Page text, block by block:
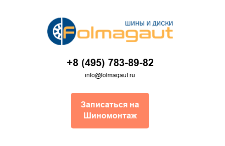
+8 (495) 783-89-82
info@folmagaut.ru
Записаться на
Шиномонтаж